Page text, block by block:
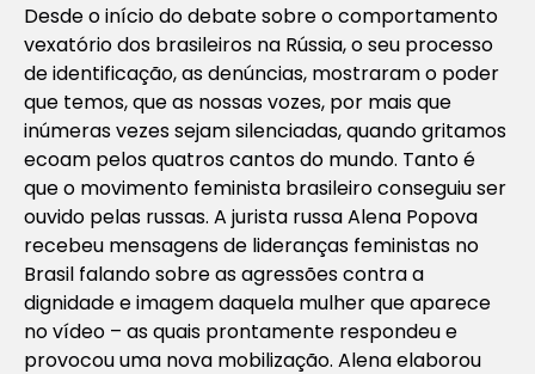
Desde o início do debate sobre o comportamento
vexatório dos brasileiros na Rússia, o seu processo
de identificação, as denúncias, mostraram o poder
que temos, que as nossas vozes, por mais que
inúmeras vezes sejam silenciadas, quando gritamos
ecoam pelos quatros cantos do mundo. Tanto é
que o movimento feminista brasileiro conseguiu ser
ouvido pelas russas. A jurista russa Alena Popova
recebeu mensagens de lideranças feministas no
Brasil falando sobre as agressões contra a
dignidade e imagem daquela mulher que aparece
no vídeo – as quais prontamente respondeu e
provocou uma nova mobilização. Alena elaborou